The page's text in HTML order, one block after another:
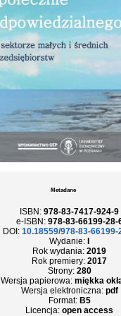
Metadane
ISBN:978-83-7417-924-9
e-ISBN: 978-83-66199-28-
DOI:10.18559/978-83-66199-
Wydanie:
Rok wydania:2019
Rok premiery:2017
Strony: 280
Wersja papierowa:miękka
Wersja elektroniczna: pdf
Format: B5
Licencja:open access